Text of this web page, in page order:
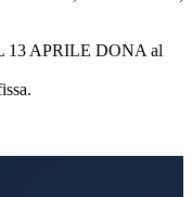
APRILE DONA al